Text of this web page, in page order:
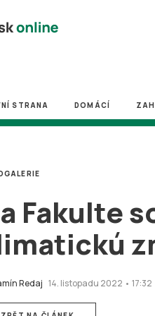
STRANA DOMÁCÍ
Fakulte
Redaj 14. listopadu 2022 • 17:32